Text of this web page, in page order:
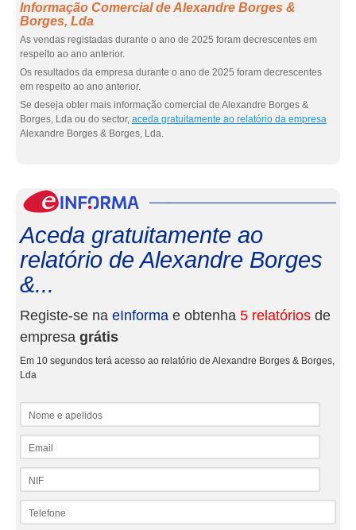
Informação Comercial de Alexandre Borges &
Borges, Lda
As vendas registadas durante o ano de 2025 foram decrescentes em
respeito ao ano anterior.
Os resultados da empresa durante o ano de 2025 foram decrescentes
em respeito ao ano anterior.
Se deseja obter mais informação comercial de Alexandre Borges &
Borges, Lda ou do sector, aceda gratuitamente ao relatório da empresa
Alexandre Borges & Borges, Lda.
Aceda gratuitamente ao
relatório de Alexandre Borges
&...
Registe-se na eInforma e obtenha 5 relatórios de
empresa grátis
Em 10 segundos terá acesso ao relatório de Alexandre Borges & Borges,
Lda